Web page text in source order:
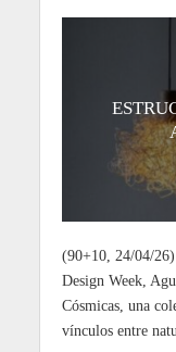
(90+10, 24/04/
Design Week,
Cósmicas, una
vínculos entre